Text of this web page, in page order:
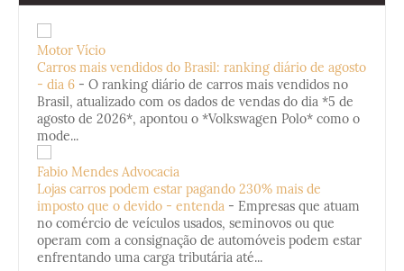
Motor Vício
Carros mais vendidos do Brasil: ranking diário de agosto
- dia 6 - O ranking diário de carros mais vendidos no
Brasil, atualizado com os dados de vendas do dia *5 de
agosto de 2026*, apontou o *Volkswagen Polo* como o
mode...
Fabio Mendes Advocacia
Lojas carros podem estar pagando 230% mais de
imposto que o devido - entenda - Empresas que atuam
no comércio de veículos usados, seminovos ou que
operam com a consignação de automóveis podem estar
enfrentando uma carga tributária até...